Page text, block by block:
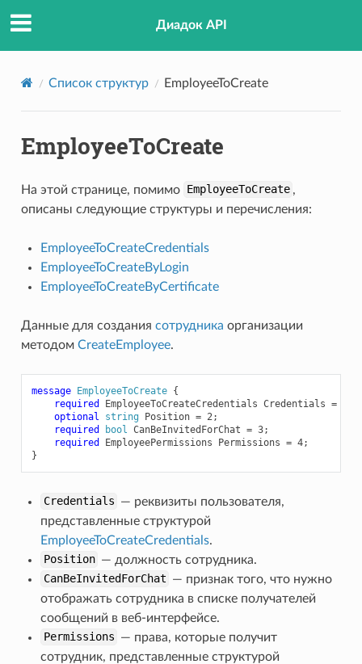
Диадок API
Список структур EmployeeToCreate
EmployeeToCreate
На этой странице, помимо EmployeeToCreate ,
описаны следующие структуры и перечисления:
EmployeeToCreateCredentials
EmployeeToCreateByLogin
EmployeeToCreateByCertificate
Данные для создания сотрудника организации
методом CreateEmployee.
message EmployeeToCreate {
required
EmployeeToCreateCredentials Credentials =
optional
string Position = 2;
required
bool CanBeInvitedForChat = 3;
required
EmployeePermissions Permissions = 4;
}
Credentials — реквизиты пользователя,
представленные структурой
EmployeeToCreateCredentials.
Position — должность сотрудника.
CanBeInvitedForChat — признак того, что нужно
отображать сотрудника в списке получателей
сообщений в веб-интерфейсе.
Permissions — права, которые получит
сотрудник, представленные структурой